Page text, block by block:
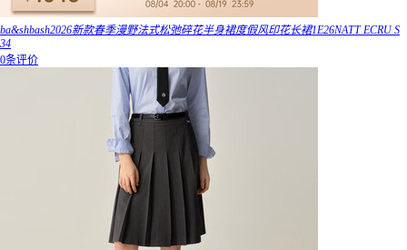
ba&shbash2026新款春季漫野法式松弛碎花半身裙度假风印花长裙1E26NATT ECRU S
34
0条评价